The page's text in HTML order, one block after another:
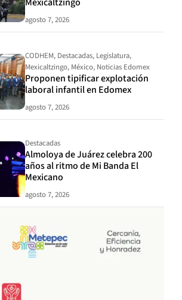
agosto 7, 2026
CODHEM, Destacadas, Legislatura,
Mexicaltzingo, México, Noticias Edomex
Proponen tipificar explotación
laboral infantil en Edomex
agosto 7, 2026
Destacadas
Almoloya de Juárez celebra 200
años al ritmo de Mi Banda El
Mexicano
agosto 7, 2026